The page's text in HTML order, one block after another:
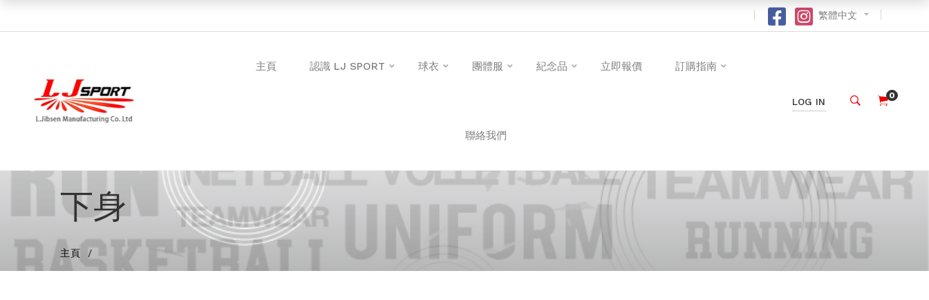
繁體中文
主頁 認識 LJ SPORT 球衣 團體服 紀念品 立即報價 訂購指南
聯絡我們
LOG IN
0
下身
主頁